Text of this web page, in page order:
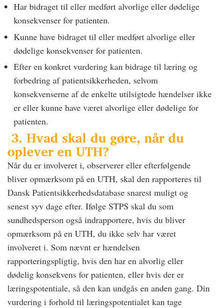
Har bidraget til eller medført alvorlige eller dødelige
konsekvenser for patienten.
Kunne have bidraget til eller medført alvorlige eller
dødelige konsekvenser for patienten.
Efter en konkret vurdering kan bidrage til læring og
forbedring af patientsikkerheden, selvom
konsekvenserne af de enkelte utilsigtede hændelser ikke
er eller kunne have været alvorlige eller dødelige for
patienten.
3. Hvad skal du gøre, når du
oplever en UTH?
Når du er involveret i, observerer eller efterfølgende
bliver opmærksom på en UTH, skal den rapporteres til
Dansk Patientsikkerhedsdatabase snarest muligt og
senest syv dage efter. Ifølge STPS skal du som
sundhedsperson også indrapportere, hvis du bliver
opmærksom på en UTH, du ikke selv har været
involveret i. Som nævnt er hændelsen
rapporteringspligtig, hvis den har en alvorlig eller
dødelig konsekvens for patienten, eller hvis der er
læringspotentiale, så den kan undgås en anden gang. Din
vurdering i forhold til læringspotentialet kan tage